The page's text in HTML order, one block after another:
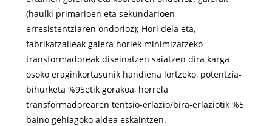
(haulki primarioen eta sekundarioen
erresistentziaren ondorioz); Hori dela eta,
fabrikatzaileak galera horiek minimizatzeko
transformadoreak diseinatzen saiatzen dira karga
osoko eraginkortasunik handiena lortzeko, potentzia-
bihurketa %95etik gorakoa, horrela
transformadorearen tentsio-erlazio/bira-erlaziotik %5
baino gehiagoko aldea eskaintzen.